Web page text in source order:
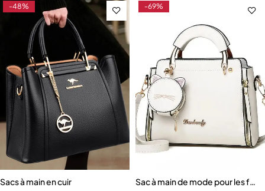
-48%
Sacs à main en cuir
-69%
Sac à main de mode pour les